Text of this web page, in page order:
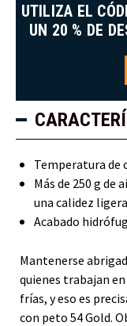
UTILIZA EL
UN 20 % DE
Temperatura de
Más de 250 g
una calidez
Acabado
Mantenerse
quienes trabajan
frías, y eso es
con peto 54 Gold.